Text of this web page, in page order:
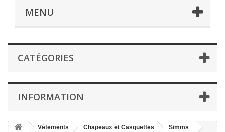
MENU
CATÉGORIES
INFORMATION
Vêtements Chapeaux et Casquettes
Simms